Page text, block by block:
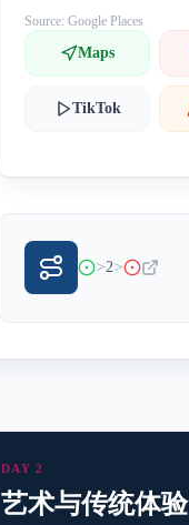
Source: Google Places
Maps
TikTok
>2>
DAY 2
艺术与传统体验